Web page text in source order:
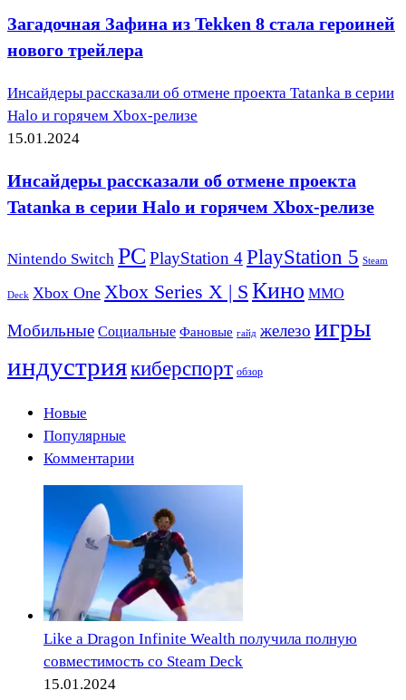
Загадочная Зафина из Tekken 8 стала героиней
нового трейлера
Инсайдеры рассказали об отмене проекта Tatanka в серии
Halo и горячем Xbox-релизе
15.01.2024
Инсайдеры рассказали об отмене проекта
Tatanka в серии Halo и горячем Xbox-релизе
Nintendo Switch PC PlayStation 4PlayStation 5 Steam
Deck Xbox One Xbox Series X | S Кино ММО
Мобильные Социальные Фановые гайд железо игры
индустриякиберспорт обзор
Новые
Популярные
Комментарии
Like a Dragon Infinite Wealth получила полную
совместимость со Steam Deck
15.01.2024